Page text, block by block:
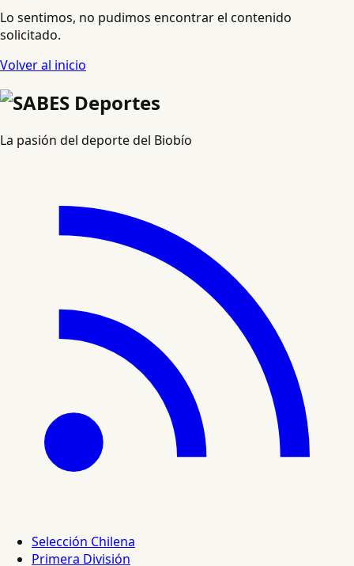
Lo sentimos, no pudimos encontrar el contenido
solicitado.
Volver al inicio
La pasión del deporte del Biobío
Selección Chilena
Primera División